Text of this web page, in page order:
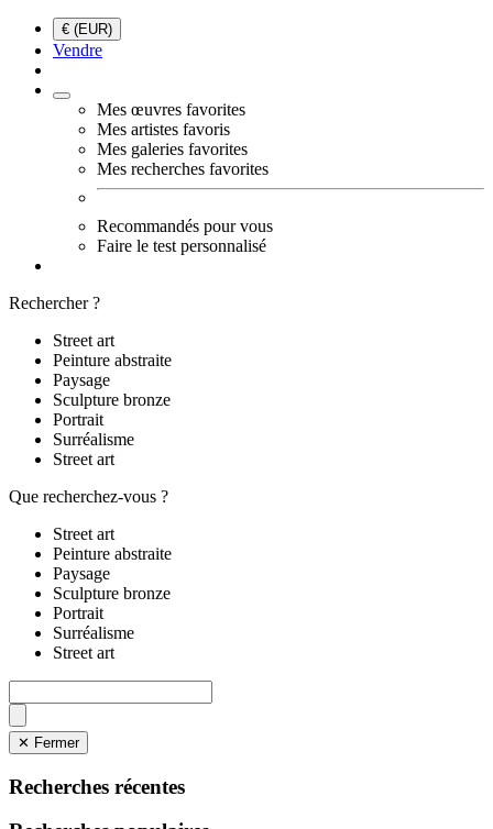
€ (EUR)
Vendre
Mes œuvres favorites
Mes artistes favoris
Mes galeries favorites
Mes recherches favorites
Recommandés pour vous
Faire le test personnalisé
Rechercher ?
Street art
Peinture abstraite
Paysage
Sculpture bronze
Portrait
Surréalisme
Street art
Que recherchez-vous ?
Street art
Peinture abstraite
Paysage
Sculpture bronze
Portrait
Surréalisme
Street art
✕ Fermer
Recherches récentes